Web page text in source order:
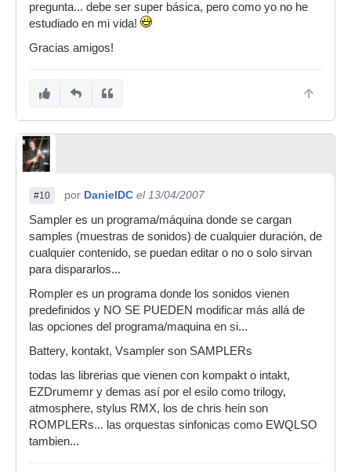
pregunta... debe ser super básica, pero como yo no he
estudiado en mi vida!
Gracias amigos!
#10 por DanielDC el 13/04/2007
Sampler es un programa/máquina donde se cargan
samples (muestras de sonidos) de cualquier duración, de
cualquier contenido, se puedan editar o no o solo sirvan
para dispararlos...
Rompler es un programa donde los sonidos vienen
predefinidos y NO SE PUEDEN modificar más allá de
las opciones del programa/maquina en si...
Battery, kontakt, Vsampler son SAMPLERs
todas las librerias que vienen con kompakt o intakt,
EZDrumemr y demas así por el esilo como trilogy,
atmosphere, stylus RMX, los de chris hein son
ROMPLERs... las orquestas sinfonicas como EWQLSO
tambien...